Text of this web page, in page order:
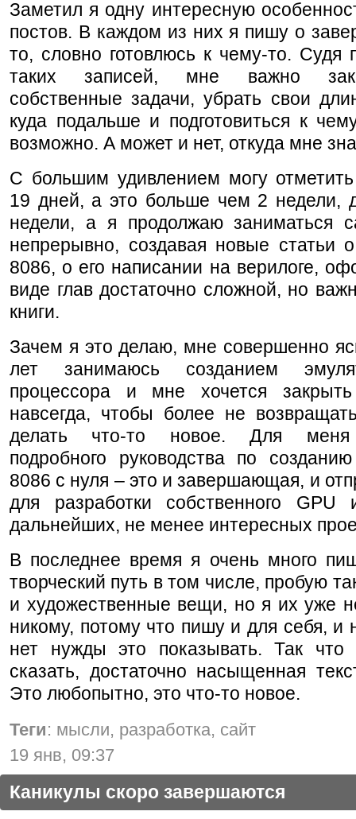
Заметил я одну интересную
постов. В каждом из них я пишу о
то, словно готовлюсь к чему-то. Судя
таких записей, мне важно
собственные задачи, убрать свои
куда подальше и подготовиться к
возможно. А может и нет, откуда мне
С большим удивлением могу
19 дней, а это больше чем 2 недели,
недели, а я продолжаю заниматься
непрерывно, создавая новые статьи
8086, о его написании на верилоге,
виде глав достаточно сложной, но
книги.
Зачем я это делаю, мне совершенно
лет занимаюсь созданием
процессора и мне хочется
навсегда, чтобы более не
делать что-то новое. Для меня
подробного руководства по
8086 с нуля – это и завершающая, и
для разработки собственного GPU
дальнейших, не менее интересных
В последнее время я очень много
творческий путь в том числе, пробую
и художественные вещи, но я их уже
никому, потому что пишу и для себя, и
нет нужды это показывать. Так
сказать, достаточно насыщенная
Это любопытно, это что-то новое.
Теги: мысли, разработка, сайт
19 янв, 09:37
Каникулы скоро завершаются